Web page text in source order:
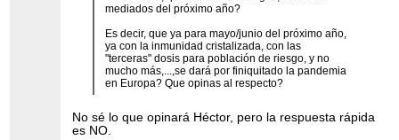
mediados del próximo año?
Es decir, que ya para mayo/junio del próximo año,
ya con la inmunidad cristalizada, con las
"terceras" dosis para población de riesgo, y no
mucho más,...,se dará por finiquitado la pandemia
en Europa? Que opinas al respecto?
No sé lo que opinará Héctor, pero la respuesta rápida
es NO.